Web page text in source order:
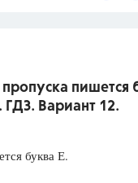
пишется
Вариант 12.
буква Е.